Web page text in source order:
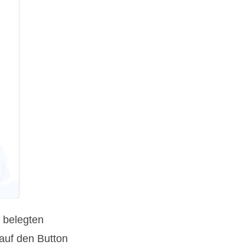
den Button